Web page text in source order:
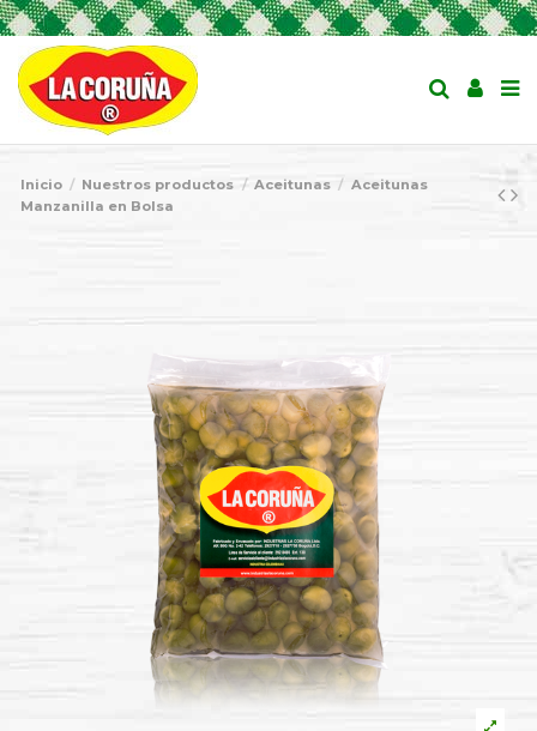
Inicio Nuestros productos Aceitunas
Aceitunas
Manzanilla en Bolsa